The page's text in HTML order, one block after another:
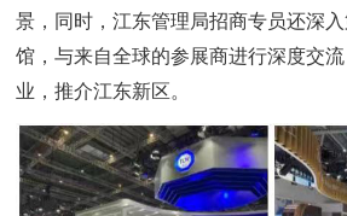
景，同时，江东管理局招商专员还深
馆，与来自全球的参展商进行深度交
业，推介江东新区。